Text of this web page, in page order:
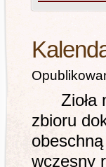
Zioła
zbioru
wczesny